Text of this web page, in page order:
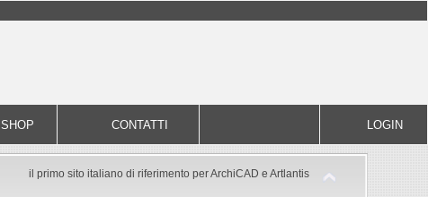
SHOP CONTATTI LOGIN
il primo sito italiano di riferimento per ArchiCAD e Artlantis